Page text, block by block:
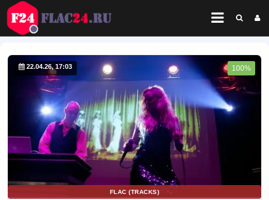
22.04.26, 17:03 100%
FLAC (TRACKS)